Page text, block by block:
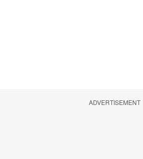
ADVERTISEMENT